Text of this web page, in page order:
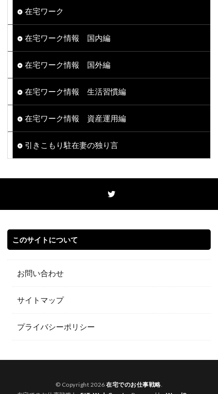
在宅ワーク
在宅ワーク情報 国内編
在宅ワーク情報 国外編
在宅ワーク情報 生活習慣編
在宅ワーク情報 資産運用編
引きこもり駐在妻の独り言
このサイトについて
お問い合わせ
サイトマップ
プライバシーポリシー
© Copyright 2026在宅でのお仕事戦略.